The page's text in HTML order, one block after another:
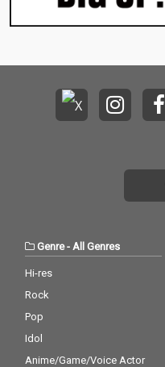
Genre- All Genres
Hi-res
Rock
Pop
Idol
Anime/Game/Voice Actor